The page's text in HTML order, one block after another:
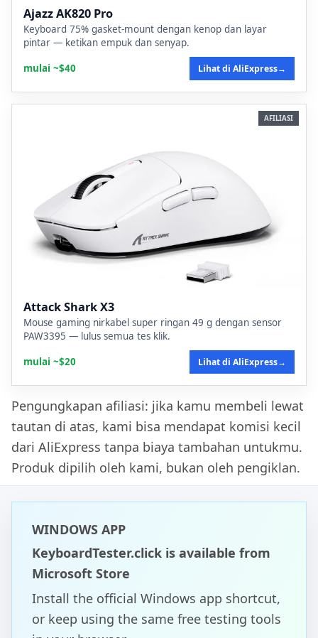
Ajazz AK820 Pro
Keyboard 75% gasket-mount dengan kenop dan layar
pintar — ketikan empuk dan senyap.
mulai ~$40
Lihat di AliExpress→
AFILIASI
Attack Shark X3
Mouse gaming nirkabel super ringan 49 g dengan sensor
PAW3395 — lulus semua tes klik.
mulai ~$20
Lihat di AliExpress→
Pengungkapan afiliasi: jika kamu membeli lewat
tautan di atas, kami bisa mendapat komisi kecil
dari AliExpress tanpa biaya tambahan untukmu.
Produk dipilih oleh kami, bukan oleh pengiklan.
WINDOWS APP
KeyboardTester.click is available from
Microsoft Store
Install the official Windows app shortcut,
or keep using the same free testing tools